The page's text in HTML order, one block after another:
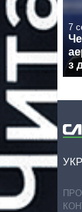
7
з
УКР